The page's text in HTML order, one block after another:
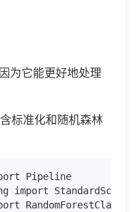
为它能更好地处理
标准化和随机森林
Pipeline
import StandardScaler